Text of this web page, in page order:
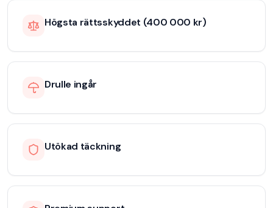
Högsta rättsskyddet (400 000 kr)
Drulle ingår
Utökad täckning